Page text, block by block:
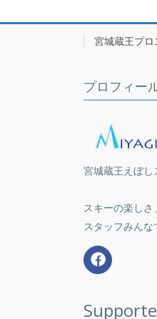
宮城蔵王プ
プロフィー
宮城蔵王えぼし
スキーの楽し
スタッフみんな